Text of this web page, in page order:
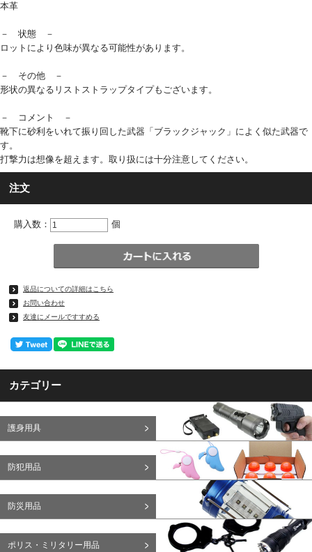
本革
－ 状態 －
ロットにより色味が異なる可能性があります。
－ その他 －
形状の異なるリストストラップタイプもございます。
－ コメント －
靴下に砂利をいれて振り回した武器「ブラックジャック」によく似た武器で
す。
打撃力は想像を超えます。取り扱には十分注意してください。
注文
購入数： 個
返品についての詳細はこちら
お問い合わせ
友達にメールですすめる
カテゴリー
護身用具
防犯用品
防災用品
ポリス・ミリタリー用品